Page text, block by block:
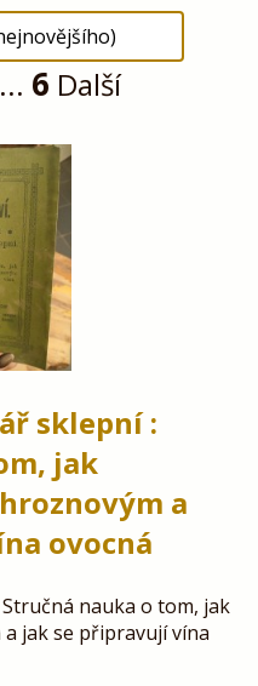
... 6 Další
sklepní :
jak
a
ovocná
nauka o tom, jak
jak se připravují vína